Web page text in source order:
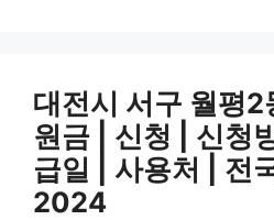
대전시 서구 월평2
원금 | 신청 | 신청
급일 | 사용처 | 전
2024